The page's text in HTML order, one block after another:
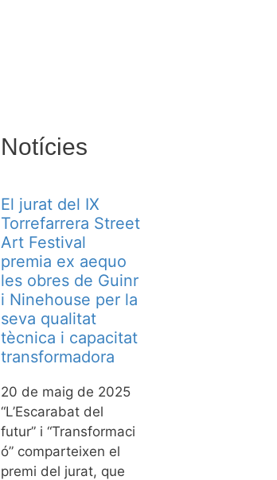
Notícies
El jurat del IX
Torrefarrera Street
Art Festival
premia ex aequo
les obres de Guinr
i Ninehouse per la
seva qualitat
tècnica i capacitat
transformadora
20 de maig de 2025
“L’Escarabat del
futur” i “Transformaci
ó” comparteixen el
premi del jurat, que